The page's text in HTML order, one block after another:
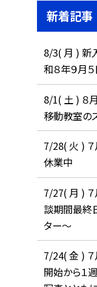
新着記事
8/3( 月 ) 新
和８年９月５
8/1( 土 ) ８
移動教室の
7/28( 火 )
休業中
7/27( 月 )
談期間最終
ター～
7/24( 金 ) ７
開始から１